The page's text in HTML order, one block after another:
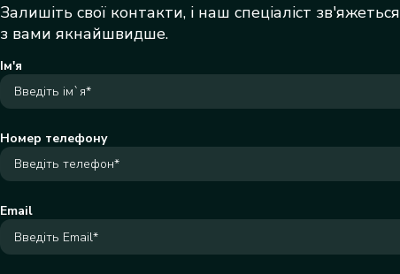
Залишіть свої контакти, і наш спеціаліст зв'яжеться
з вами якнайшвидше.
Ім'я
Номер телефону
Email